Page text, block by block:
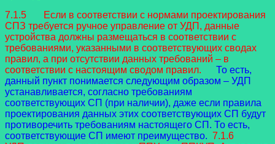
7.1.5 Если в соответствии с нормами проектирования
СПЗ требуется ручное управление от УДП, данные
устройства должны размещаться в соответствии с
требованиями, указанными в соответствующих сводах
правил, а при отсутствии данных требований – в
соответствии с настоящим сводом правил.
То есть,
данный пункт понимается следующим образом – УДП
устанавливается, согласно требованиям
соответствующих СП (при наличии), даже если правила
проектирования данных этих соответствующих СП будут
противоречить требованиям настоящего СП. То есть,
соответствующие СП имеют преимущество. 7.1.6